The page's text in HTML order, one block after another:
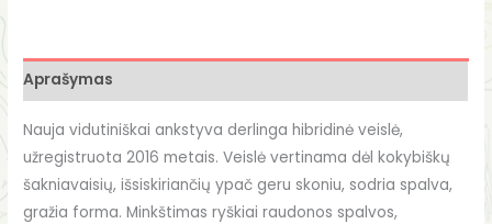
Aprašymas
Nauja vidutiniškai ankstyva derlinga hibridinė veislė,
užregistruota 2016 metais. Veislė vertinama dėl kokybiškų
šakniavaisių, išsiskiriančių ypač geru skoniu, sodria spalva,
gražia forma. Minkštimas ryškiai raudonos spalvos,